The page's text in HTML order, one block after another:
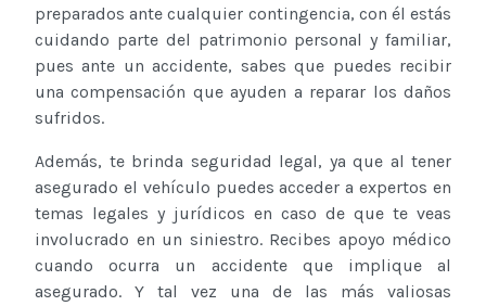
preparados ante cualquier contingencia, con él estás
cuidando parte del patrimonio personal y familiar,
pues ante un accidente, sabes que puedes recibir
una compensación que ayuden a reparar los daños
sufridos.
Además, te brinda seguridad legal, ya que al tener
asegurado el vehículo puedes acceder a expertos en
temas legales y jurídicos en caso de que te veas
involucrado en un siniestro. Recibes apoyo médico
cuando ocurra un accidente que implique al
asegurado. Y tal vez una de las más valiosas